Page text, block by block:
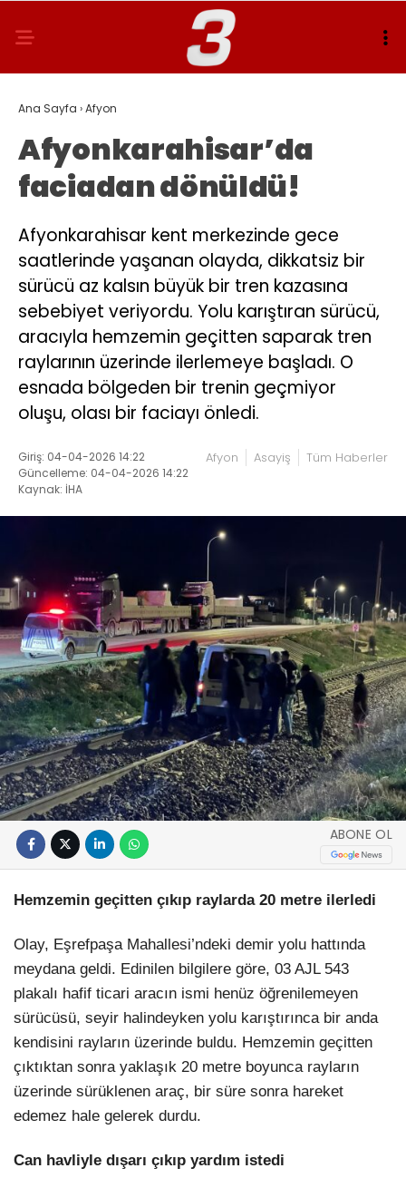
Ana Sayfa ›Afyon
Afyonkarahisar’da
faciadan dönüldü!
Afyonkarahisar kent merkezinde gece
saatlerinde yaşanan olayda, dikkatsiz bir
sürücü az kalsın büyük bir tren kazasına
sebebiyet veriyordu. Yolu karıştıran sürücü,
aracıyla hemzemin geçitten saparak tren
raylarının üzerinde ilerlemeye başladı. O
esnada bölgeden bir trenin geçmiyor
oluşu, olası bir faciayı önledi.
Giriş: 04-04-2026 14:22
Güncelleme: 04-04-2026 14:22
Kaynak: İHA
Afyon Asayiş Tüm Haberler
ABONE OL
Hemzemin geçitten çıkıp raylarda 20 metre ilerledi
Olay, Eşrefpaşa Mahallesi’ndeki demir yolu hattında
meydana geldi. Edinilen bilgilere göre, 03 AJL 543
plakalı hafif ticari aracın ismi henüz öğrenilemeyen
sürücüsü, seyir halindeyken yolu karıştırınca bir anda
kendisini rayların üzerinde buldu. Hemzemin geçitten
çıktıktan sonra yaklaşık 20 metre boyunca rayların
üzerinde sürüklenen araç, bir süre sonra hareket
edemez hale gelerek durdu.
Can havliyle dışarı çıkıp yardım istedi